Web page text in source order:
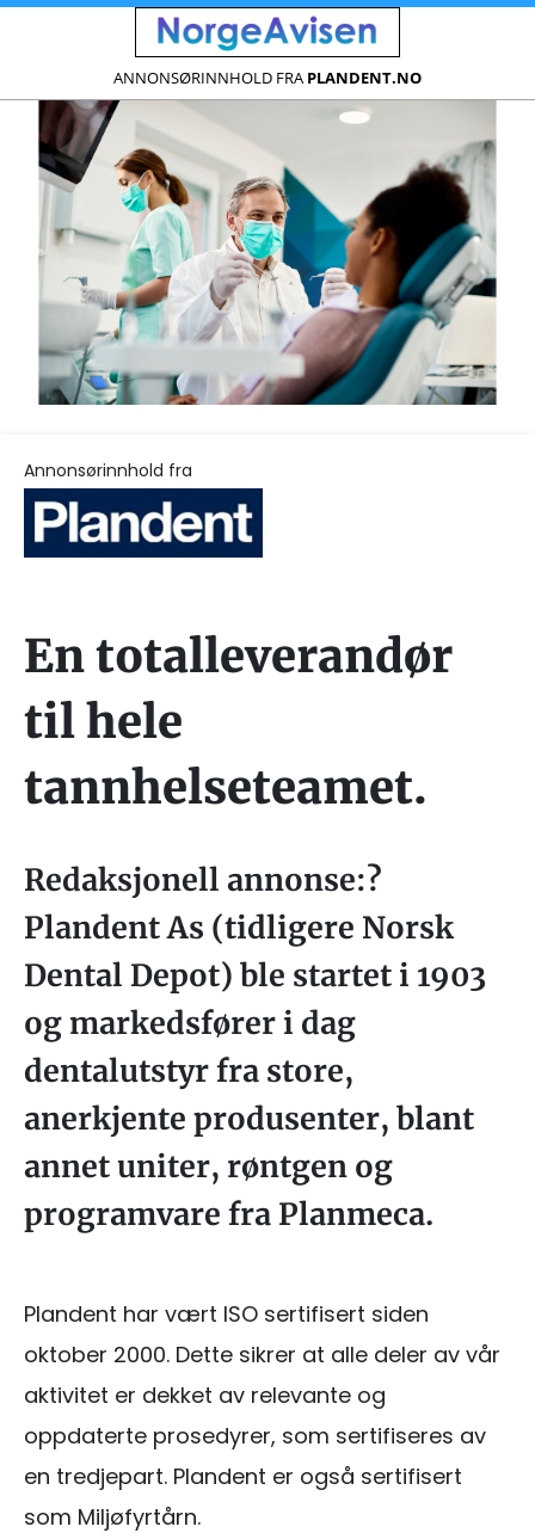
ANNONSØRINNHOLD FRA PLANDENT.NO
Annonsørinnhold fra
En totalleverandør
til hele
tannhelseteamet.
Redaksjonell annonse:?
Plandent As (tidligere Norsk
Dental Depot) ble startet i 1903
og markedsfører i dag
dentalutstyr fra store,
anerkjente produsenter, blant
annet uniter, røntgen og
programvare fra Planmeca.
Plandent har vært ISO sertifisert siden
oktober 2000. Dette sikrer at alle deler av vår
aktivitet er dekket av relevante og
oppdaterte prosedyrer, som sertifiseres av
en tredjepart. Plandent er også sertifisert
som Miljøfyrtårn.